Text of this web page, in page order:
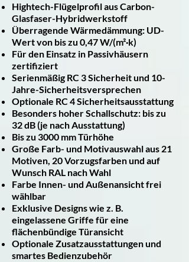
Hightech-Flügelprofil aus Carbon-
Glasfaser-Hybridwerkstoff
Überragende Wärmedämmung: UD-
Wert von bis zu 0,47 W/(m²·k)
Für den Einsatz in Passivhäusern
zertifiziert
Serienmäßig RC 3 Sicherheit und 10-
Jahre-Sicherheitsversprechen
Optionale RC 4 Sicherheitsausstattung
Besonders hoher Schallschutz: bis zu
32 dB (je nach Ausstattung)
Bis zu 3000 mm Türhöhe
Große Farb- und Motivauswahl aus 21
Motiven, 20 Vorzugsfarben und auf
Wunsch RAL nach Wahl
Farbe Innen- und Außenansicht frei
wählbar
Exklusive Designs wie z. B.
eingelassene Griffe für eine
flächenbündige Türansicht
Optionale Zusatzausstattungen und
smartes Bedienzubehör